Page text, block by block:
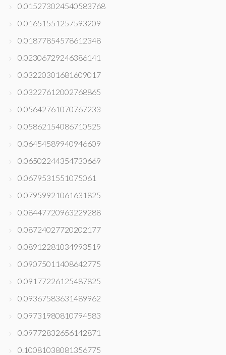
0.015273024540583768
0.01651551257593209
0.01877854578612348
0.02306729246386141
0.03220301681609017
0.03227612002768865
0.05642761070767233
0.05862154086710525
0.06454589940946609
0.06502244354730669
0.0679531551075061
0.07959921061631825
0.08447720963229288
0.08724027720202177
0.08912281034993519
0.09075011408642775
0.09177226125487825
0.09367583631489962
0.09731980810794583
0.09772832656142871
0.10081038081356775